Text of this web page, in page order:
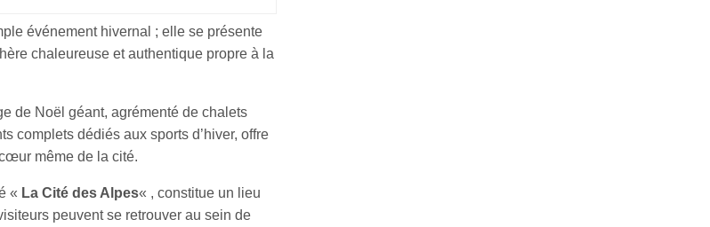
événement hivernal ; elle se présente
chaleureuse et authentique propre à la
de Noël géant, agrémenté de chalets
complets dédiés aux sports d’hiver, offre
même de la cité.
« La Cité des Alpes« , constitue un lieu
peuvent se retrouver au sein de